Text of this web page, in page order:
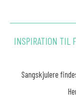
INSPIRATION TIL
Sangskjulere